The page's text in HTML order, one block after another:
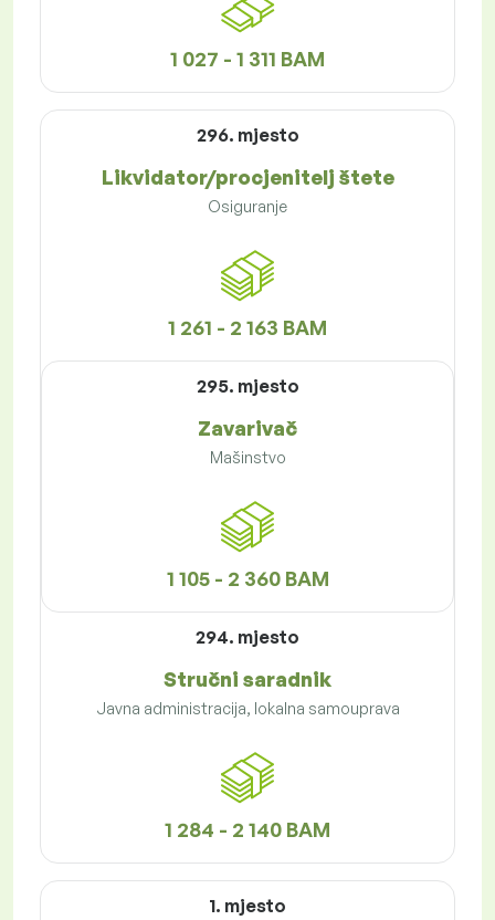
1 027 - 1 311 BAM
296. mjesto
Likvidator/procjenitelj štete
Osiguranje
1 261 - 2 163 BAM
295. mjesto
Zavarivač
Mašinstvo
1 105 - 2 360 BAM
294. mjesto
Stručni saradnik
Javna administracija, lokalna samouprava
1 284 - 2 140 BAM
1. mjesto